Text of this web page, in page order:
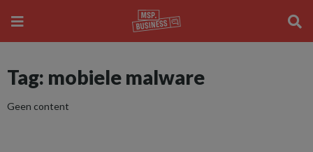
Tag: mobiele malware
Geen content